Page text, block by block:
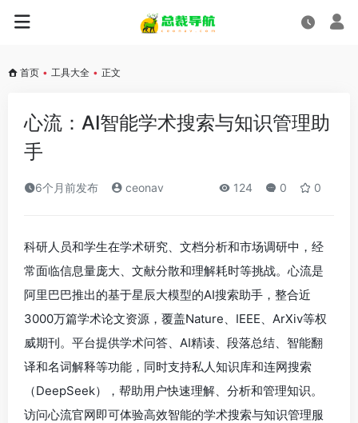
首页 • 工具大全 • 正文
心流：AI智能学术搜索与知识管理助
手
6个月前发布 ceonav 124 0 0
科研人员和学生在学术研究、文档分析和市场调研中，经
常面临信息量庞大、文献分散和理解耗时等挑战。心流是
阿里巴巴推出的基于星辰大模型的AI搜索助手，整合近
3000万篇学术论文资源，覆盖Nature、IEEE、ArXiv等权
威期刊。平台提供学术问答、AI精读、段落总结、智能翻
译和名词解释等功能，同时支持私人知识库和连网搜索
（DeepSeek），帮助用户快速理解、分析和管理知识。
访问心流官网即可体验高效智能的学术搜索与知识管理服